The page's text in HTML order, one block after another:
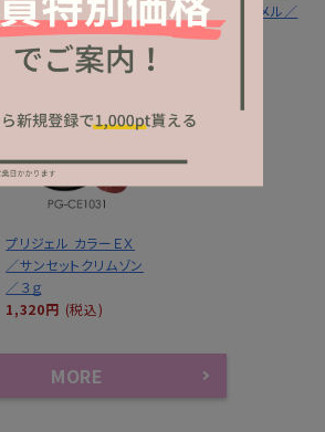
ミラージュシリーズ ３
ｇ×３色セット
3,960円 (税込)
／サンセットキャメル／
３ｇ
プリジェル カラーＥＸ
／サンセットクリムゾン
／３ｇ
1,320円 (税込)
MORE